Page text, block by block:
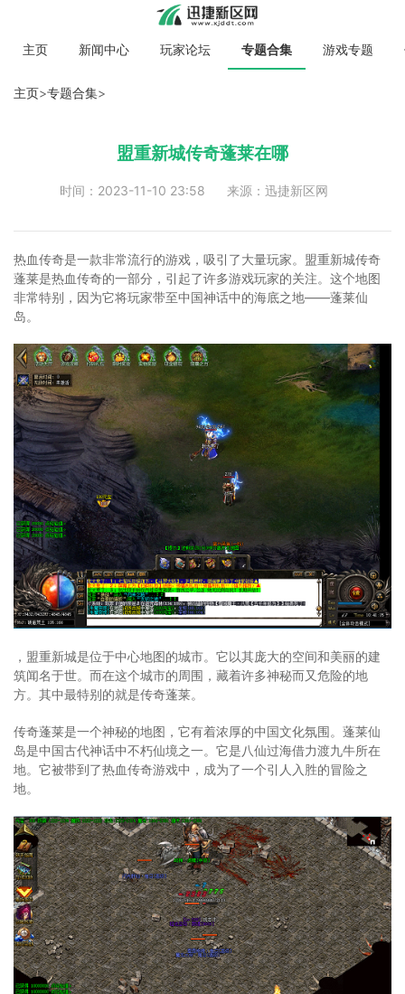
主页 新闻中心 玩家论坛 专题合集 游戏专题
主页>专题合集>
盟重新城传奇蓬莱在哪
时间：2023-11-10 23:58 来源：迅捷新区网
热血传奇是一款非常流行的游戏，吸引了大量玩家。盟重新城传奇
蓬莱是热血传奇的一部分，引起了许多游戏玩家的关注。这个地图
非常特别，因为它将玩家带至中国神话中的海底之地——蓬莱仙
岛。
，盟重新城是位于中心地图的城市。它以其庞大的空间和美丽的建
筑闻名于世。而在这个城市的周围，藏着许多神秘而又危险的地
方。其中最特别的就是传奇蓬莱。
传奇蓬莱是一个神秘的地图，它有着浓厚的中国文化氛围。蓬莱仙
岛是中国古代神话中不朽仙境之一。它是八仙过海借力渡九牛所在
地。它被带到了热血传奇游戏中，成为了一个引人入胜的冒险之
地。